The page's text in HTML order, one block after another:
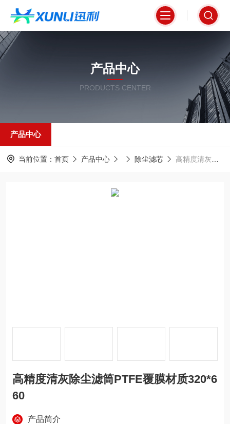
产品中心
PRODUCTS CENTER
产品中心
当前位置： 首页 产品中心 除尘滤芯 高精度清灰除尘滤筒PTFE覆膜材质320*660
高精度清灰除尘滤筒PTFE覆膜材质320*6
60
产品简介